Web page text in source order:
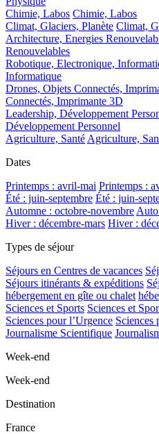
Chimie, Labos Chimie, Labos
Climat, Glaciers, Planète Climat,
Architecture, Energies
Renouvelables
Robotique, Electronique,
Informatique
Drones, Objets Connectés,
Connectés, Imprimante 3D
Leadership, Développement
Développement Personnel
Agriculture, Santé Agriculture,
Dates
Printemps : avril-mai Printemps :
Été : juin-septembre Été : juin-
Automne : octobre-novembre
Hiver : décembre-mars Hiver :
Types de séjour
Séjours en Centres de vacances
Séjours itinérants & expéditions
hébergement en gîte ou chalet
Sciences et Sports Sciences et
Sciences pour l’Urgence Sciences
Journalisme Scientifique
Week-end
Week-end
Destination
France